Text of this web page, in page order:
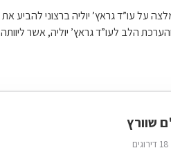
מכתב תודה והמלצה על עו”ד גראץ’ יוליה ברצוני להביע את
הלב לעו”ד גראץ’ יוליה, אשר ליוותה
אוזן קשבת, הפגינה אמפתיה אין-סופית,
מרגשת. היא ניהלה את התהליך ביד מכוונת
תוך שמירה על ענייניות מחד, ועל תמיכה
שוורץ
18 דירוגים